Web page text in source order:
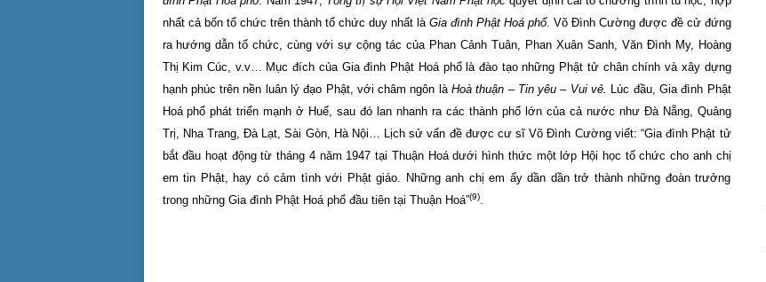
nhất cả bốn tổ chức trên thành tổ chức duy nhất là Gia đình Phật Hoá phổ. Võ Đình Cường được đề cử đứng
ra hướng dẫn tổ chức, cùng với sự cộng tác của Phan Cảnh Tuân, Phan Xuân Sanh, Văn Đình My, Hoàng
Thị Kim Cúc, v.v… Mục đích của Gia đình Phật Hoá phổ là đào tạo những Phật tử chân chính và xây dựng
hạnh phúc trên nền luân lý đạo Phật, với châm ngôn là Hoà thuận – Tin yêu – Vui vẻ.
Lúc đầu, Gia đình Phật
Hoá phổ phát triển mạnh ở Huế, sau đó lan nhanh ra các thành phố lớn của cả nước như Đà Nẵng, Quảng
Trị, Nha Trang, Đà Lạt, Sài Gòn, Hà Nội… Lịch sử vấn đề được cư sĩ Võ Đình Cường viết: “Gia đình Phật tử
bắt đầu hoạt động từ tháng 4 năm 1947 tại Thuận Hoá dưới hình thức một lớp Hội học tổ chức cho anh chị
em tin Phật, hay có cảm tình với Phật giáo. Những anh chị em ấy dần dần trở thành những đoàn trưởng
trong những Gia đình Phật Hoá phổ đầu tiên tại Thuận Hoá”(9).